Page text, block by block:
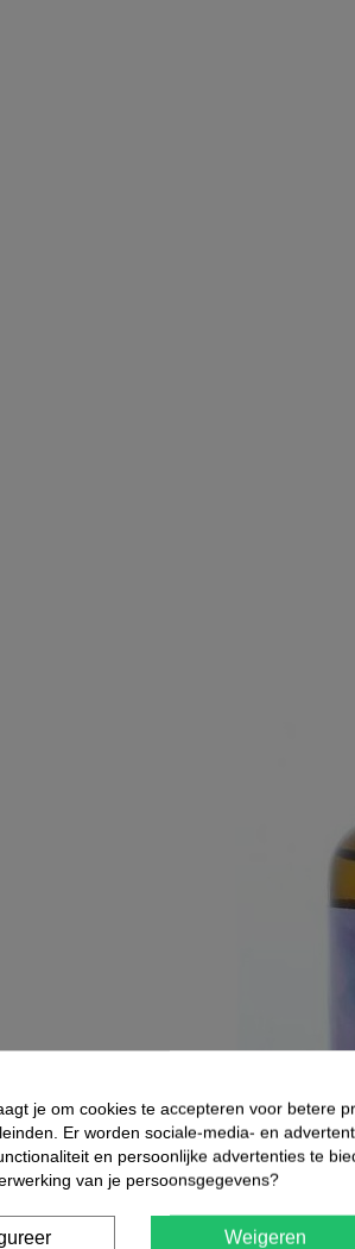
je om cookies te accepteren voor betere
Er worden sociale-media- en
en persoonlijke advertenties te
van je persoonsgegevens?
Weigeren